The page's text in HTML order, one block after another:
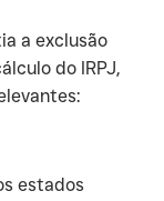
a exclusão
do IRPJ,
estados